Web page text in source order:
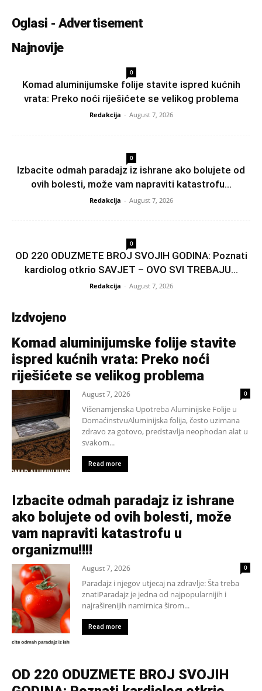
Oglasi - Advertisement
Najnovije
0
Komad aluminijumske folije stavite ispred kućnih
vrata: Preko noći riješićete se velikog problema
Redakcija - August 7, 2026
0
Izbacite odmah paradajz iz ishrane ako bolujete od
ovih bolesti, može vam napraviti katastrofu...
Redakcija - August 7, 2026
0
OD 220 ODUZMETE BROJ SVOJIH GODINA: Poznati
kardiolog otkrio SAVJET – OVO SVI TREBAJU...
Redakcija - August 7, 2026
Izdvojeno
Komad aluminijumske folije stavite
ispred kućnih vrata: Preko noći
riješićete se velikog problema
August 7, 2026 0
Višenamjenska Upotreba Aluminijske Folije u
DomaćinstvuAluminijska folija, često uzimana
zdravo za gotovo, predstavlja neophodan alat u
svakom...
Read more
Izbacite odmah paradajz iz ishrane
ako bolujete od ovih bolesti, može
vam napraviti katastrofu u
organizmu!!!!
August 7, 2026 0
Paradajz i njegov utjecaj na zdravlje: Šta treba
znatiParadajz je jedna od najpopularnijih i
najraširenijih namirnica širom...
Read more
OD 220 ODUZMETE BROJ SVOJIH